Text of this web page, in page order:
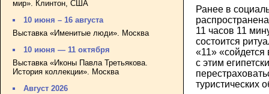
мир». Клинтон, США
10 июня – 16 августа
Выставка «Именитые люди». Москва
10 июня — 11 октября
Выставка «Иконы Павла Третьякова.
История коллекции». Москва
Август 2026
Ранее в
11 часов 11
состоится
«11»
с этим
туристических